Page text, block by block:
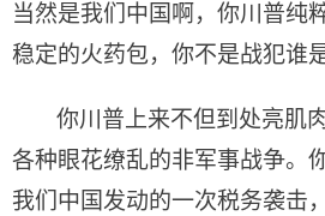
当然是我们中国啊，你川普纯
稳定的火药包，你不是战犯谁
你川普上来不但到处亮肌
各种眼花缭乱的非军事战争。
我们中国发动的一次税务袭击